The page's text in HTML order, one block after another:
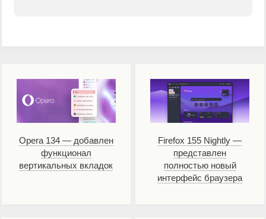
Opera 134 — добавлен
функционал
вертикальных вкладок
Firefox 155 Nightly —
представлен
полностью новый
интерфейс браузера